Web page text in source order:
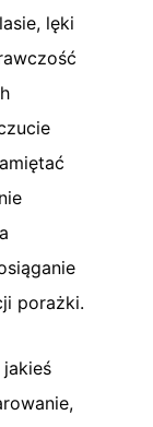
lęki
porażki.